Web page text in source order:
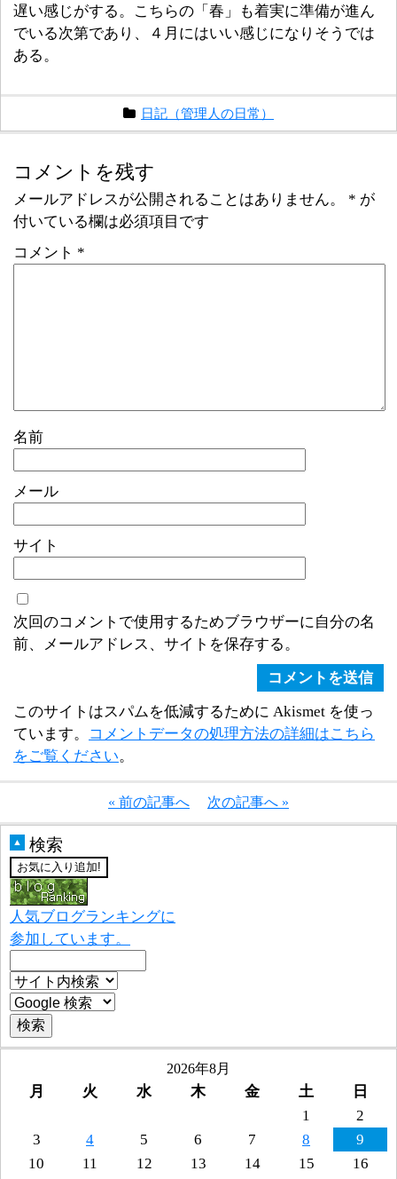
遅い感じがする。こちらの「春」も着実に準備が進ん
でいる次第であり、４月にはいい感じになりそうでは
ある。
日記（管理人の日常）
コメントを残す
メールアドレスが公開されることはありません。 * が
付いている欄は必須項目です
コメント *
名前
メール
サイト
次回のコメントで使用するためブラウザーに自分の名
前、メールアドレス、サイトを保存する。
このサイトはスパムを低減するために Akismet を使っ
ています。
コメントデータの処理方法の詳細はこちら
をご覧ください。
« 前の記事へ 次の記事へ »
▲ 検索
人気ブログランキングに
参加しています。
2026年8月
月 火 水 木 金 土
日
1
2
3
4 5 6 7 8
9
10
11 12 13 14 15
16